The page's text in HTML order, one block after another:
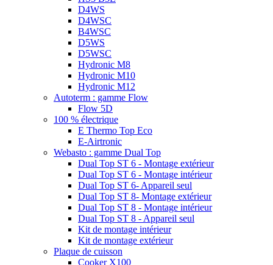
D4WS
D4WSC
B4WSC
D5WS
D5WSC
Hydronic M8
Hydronic M10
Hydronic M12
Autoterm : gamme Flow
Flow 5D
100 % électrique
E Thermo Top Eco
E-Airtronic
Webasto : gamme Dual Top
Dual Top ST 6 - Montage extérieur
Dual Top ST 6 - Montage intérieur
Dual Top ST 6- Appareil seul
Dual Top ST 8- Montage extérieur
Dual Top ST 8 - Montage intérieur
Dual Top ST 8 - Appareil seul
Kit de montage intérieur
Kit de montage extérieur
Plaque de cuisson
Cooker X100